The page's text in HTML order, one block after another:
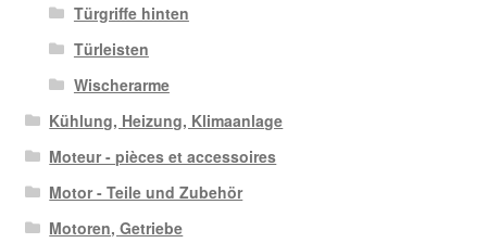
Türgriffe hinten
Türleisten
Wischerarme
Kühlung, Heizung, Klimaanlage
Moteur - pièces et accessoires
Motor - Teile und Zubehör
Motoren, Getriebe